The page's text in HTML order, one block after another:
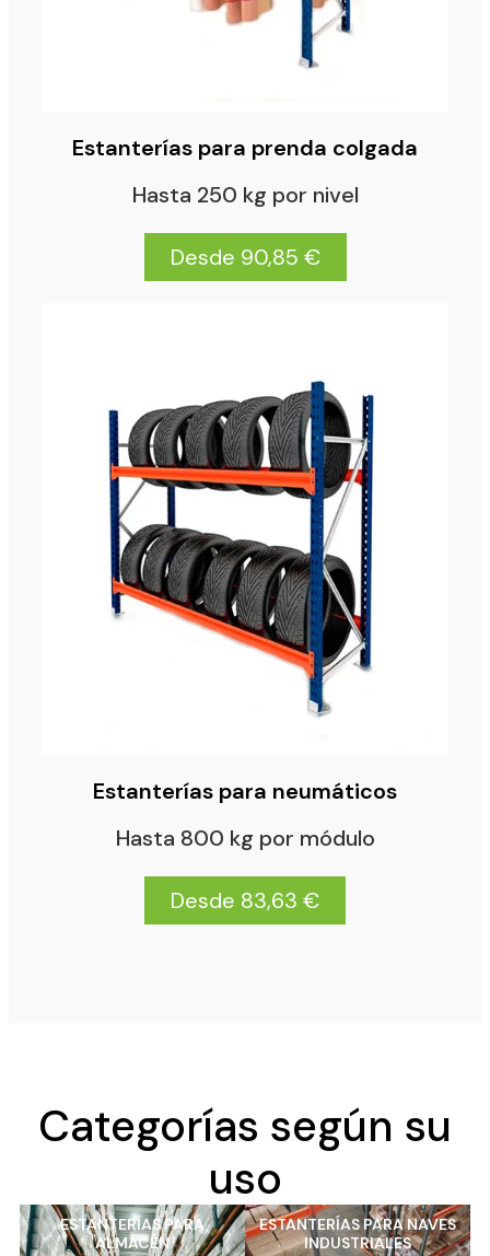
Estanterías para prenda colgada
Hasta 250 kg por nivel
Desde 90,85 €
Estanterías para neumáticos
Hasta 800 kg por módulo
Desde 83,63 €
Categorías según su
uso
ESTANTERÍAS PARA
ALMACÉN
ESTANTERÍAS PARA NAVES
INDUSTRIALES